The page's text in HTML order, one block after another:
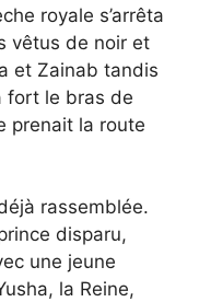
royale s’arrêta
vêtus de noir et
et Zainab tandis
fort le bras de
prenait la route
rassemblée.
disparu,
une jeune
la Reine,